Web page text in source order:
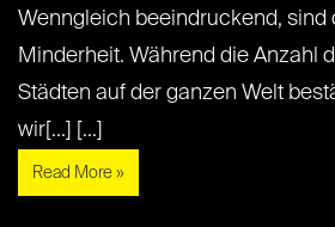
Wenngleich beeindruckend, sind
Minderheit. Während die Anzahl
Städten auf der ganzen Welt
wir[...] [...]
Read More »